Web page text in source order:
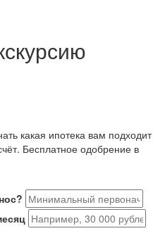
какая ипотека вам подходит
Бесплатное одобрение в